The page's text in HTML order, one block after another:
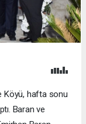
Köyü, hafta sonu
Baran ve